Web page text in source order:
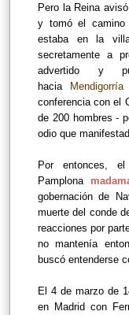
Pero la Reina
y tomó el camino
estaba en la
secretamente a
advertido y
hacia
Mendigorría
conferencia con el
de 200 hombres -
odio que
Por entonces,
Pamplona
gobernación de
muerte del conde
reacciones por
no mantenía
buscó entenderse
El 4 de marzo de
en Madrid con